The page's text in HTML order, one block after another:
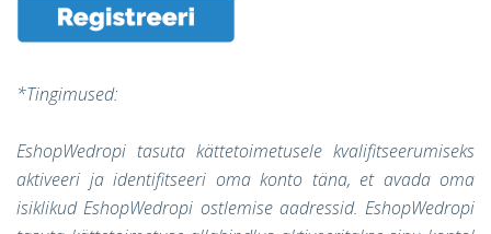
*Tingimused:
EshopWedropi tasuta kättetoimetusele kvalifitseerumiseks
aktiveeri ja identifitseeri oma konto täna, et avada oma
isiklikud EshopWedropi ostlemise aadressid. EshopWedropi